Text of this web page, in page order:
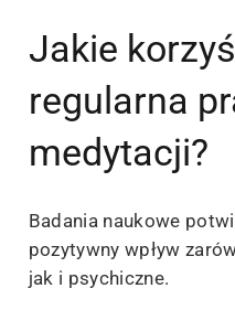
Jakie
regularna
medytacji?
Badania naukowe
pozytywny wpływ
jak i psychiczne.